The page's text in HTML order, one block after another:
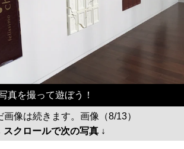
真を撮って遊ぼう！
画像は続きます。画像（8/13）
スクロールで次の写真 ↓